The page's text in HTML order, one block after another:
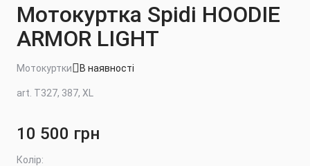
Мотокуртка Spidi HOODIE
ARMOR LIGHT
Мотокуртки В наявності
art. T327, 387, XL
10 500 грн
Колір: